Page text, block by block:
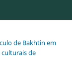
de Bakhtin em
culturais de